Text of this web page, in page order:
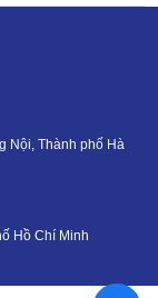
công nghiệp
Nội, Thành phố Hà
Hồ Chí Minh